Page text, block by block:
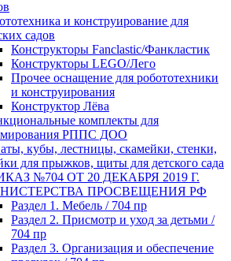
и конструирование для
садов
Конструкторы Fanclastic/Фанкластик
Конструкторы LEGO/Лего
Прочее оснащение для робототехники
и конструирования
Конструктор Лёва
комплекты для
РППС ДОО
кубы, лестницы, скамейки, стенки,
для прыжков, щиты для детского сада
№704 ОТ 20 ДЕКАБРЯ 2019 Г.
ПРОСВЕЩЕНИЯ РФ
Раздел 1. Мебель / 704 пр
Раздел 2. Присмотр и уход за детьми /
704 пр
Раздел 3. Организация и обеспечение